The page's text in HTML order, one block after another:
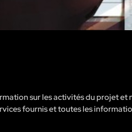
sur les activités du projet et
fournis et toutes les